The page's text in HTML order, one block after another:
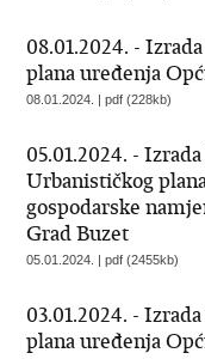
08.01.2024. -
plana uređenja
08.01.2024. | pdf (228kb)
05.01.2024. -
Urbanističkog
gospodarske
Grad Buzet
05.01.2024. | pdf (2455kb)
03.01.2024. -
plana uređenja